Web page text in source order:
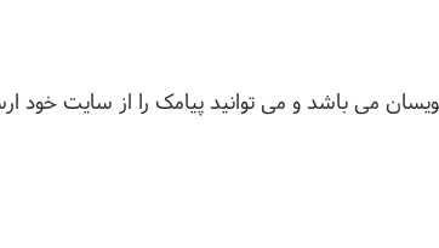
می باشد و می توانید پیامک را از سایت خود